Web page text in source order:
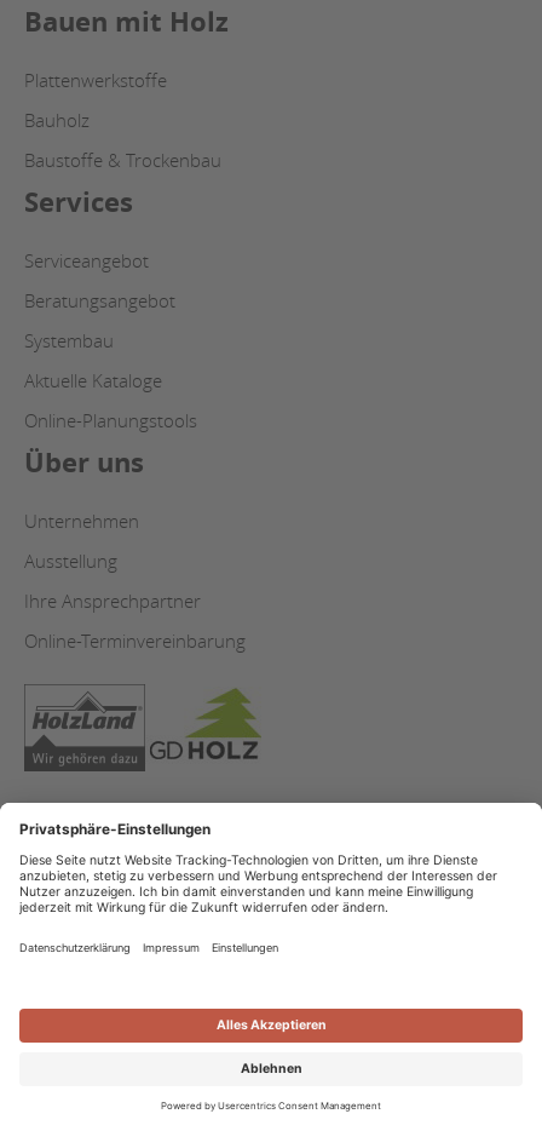
Bauen mit Holz
Plattenwerkstoffe
Bauholz
Baustoffe & Trockenbau
Services
Serviceangebot
Beratungsangebot
Systembau
Aktuelle Kataloge
Online-Planungstools
Über uns
Unternehmen
Ausstellung
Ihre Ansprechpartner
Online-Terminvereinbarung
Datenschutz
Impressum
Streitschlichtung